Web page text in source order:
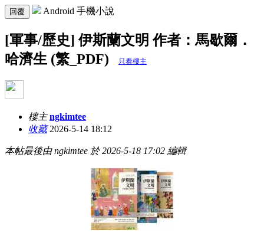
回覆 Android 手機小說
[軍事/歷史] 伊斯蘭文明 作者：馬歇爾．
哈濟生 (繁_PDF)
只看樓主
樓主 ngkimtee
收藏2026-5-14 18:12
本帖最後由 ngkimtee 於 2026-5-18 17:02 編輯